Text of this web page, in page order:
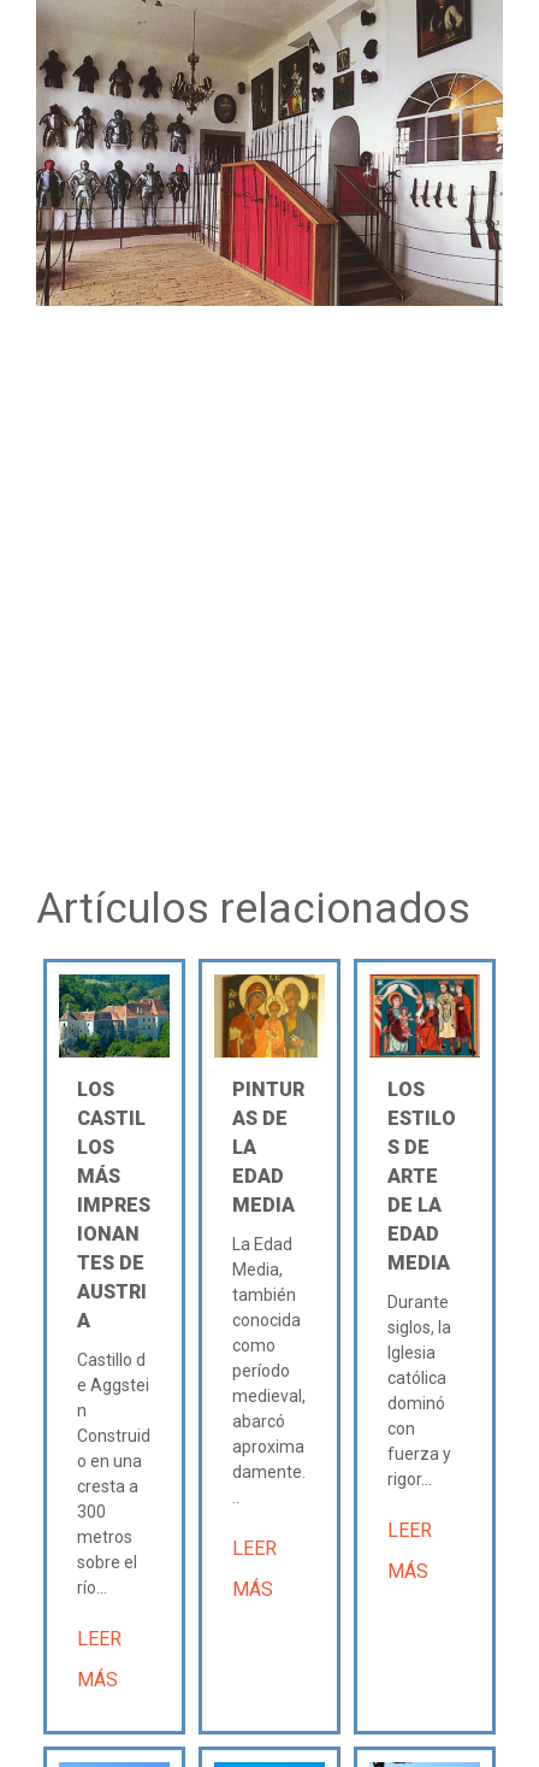
Artículos relacionados
LOS
CASTIL
LOS
MÁS
IMPRES
IONAN
TES DE
AUSTRI
A
Castillo d
e Aggstei
n
Construid
o en una
cresta a
300
metros
sobre el
río...
LEER
MÁS
PINTUR
AS DE
LA
EDAD
MEDIA
La Edad
Media,
también
conocida
como
período
medieval,
abarcó
aproxima
damente.
..
LEER
MÁS
LOS
ESTILO
S DE
ARTE
DE LA
EDAD
MEDIA
Durante
siglos, la
Iglesia
católica
dominó
con
fuerza y
rigor...
LEER
MÁS